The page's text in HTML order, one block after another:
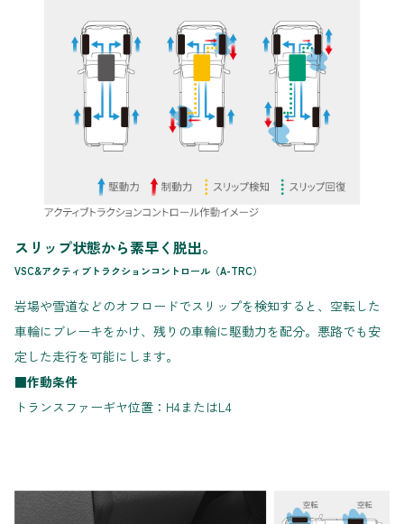
スリップ状態から素早く脱出。
VSC&アクティブトラクションコントロール（A-TRC）
岩場や雪道などのオフロードでスリップを検知すると、空転した
車輪にブレーキをかけ、残りの車輪に駆動力を配分。悪路でも安
定した走行を可能にします。
■作動条件
トランスファーギヤ位置：H4またはL4